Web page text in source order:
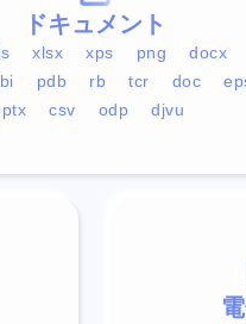
ドキュメント
xlsx xps png docx
pdb rb tcr doc
csv odp djvu